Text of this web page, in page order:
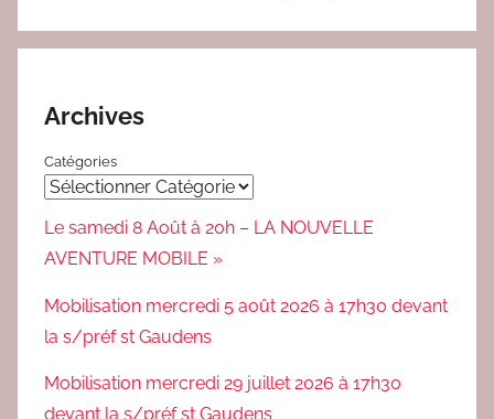
Archives
Catégories
Le samedi 8 Août à 20h – LA NOUVELLE
AVENTURE MOBILE »
Mobilisation mercredi 5 août 2026 à 17h30 devant
la s/préf st Gaudens
Mobilisation mercredi 29 juillet 2026 à 17h30
devant la s/préf st Gaudens